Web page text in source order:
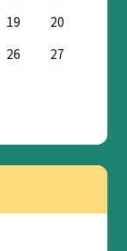
19
20
26
27